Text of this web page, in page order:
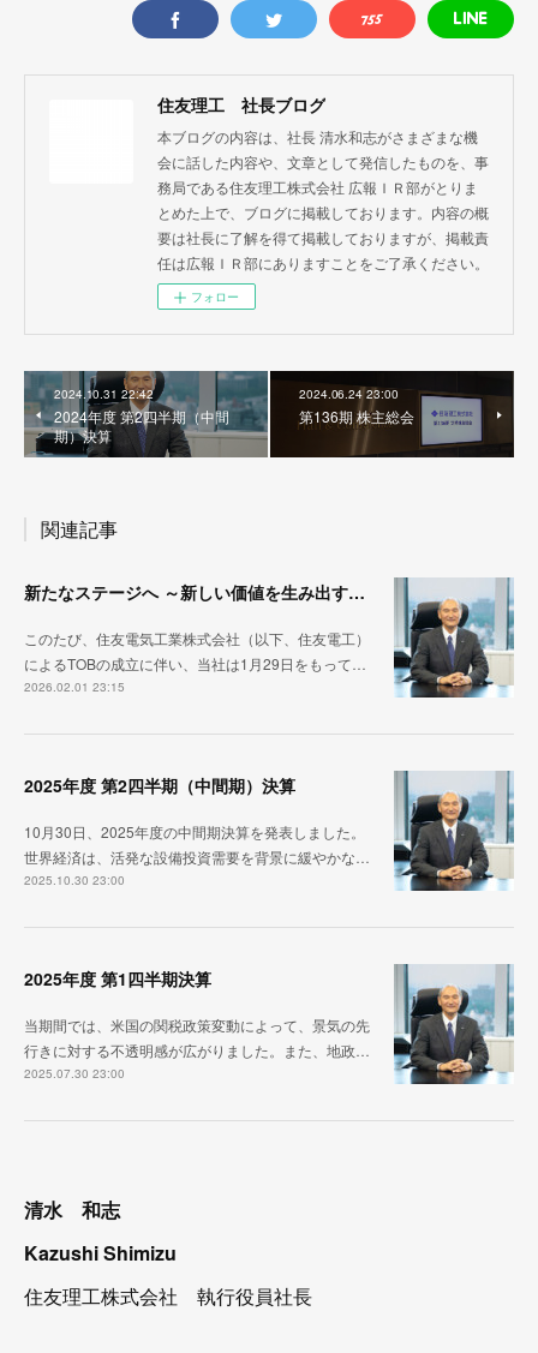
住友理工 社長ブログ
本ブログの内容は、社長 清水和志がさまざまな機
会に話した内容や、文章として発信したものを、事
務局である住友理工株式会社 広報ＩＲ部がとりま
とめた上で、ブログに掲載しております。内容の概
要は社長に了解を得て掲載しておりますが、掲載責
任は広報ＩＲ部にありますことをご了承ください。
フォロー
2024.10.31 22:42
2024年度 第2四半期（中間
期）決算
2024.06.24 23:00
第136期 株主総会
関連記事
新たなステージへ ～新しい価値を生み出す機会～
このたび、住友電気工業株式会社（以下、住友電工）
によるTOBの成立に伴い、当社は1月29日をもって…
2026.02.01 23:15
2025年度 第2四半期（中間期）決算
10月30日、2025年度の中間期決算を発表しました。
世界経済は、活発な設備投資需要を背景に緩やかな…
2025.10.30 23:00
2025年度 第1四半期決算
当期間では、米国の関税政策変動によって、景気の先
行きに対する不透明感が広がりました。また、地政…
2025.07.30 23:00
清水 和志
Kazushi Shimizu
住友理工株式会社 執行役員社長